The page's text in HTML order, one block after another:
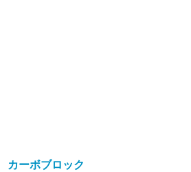
ーボブロック